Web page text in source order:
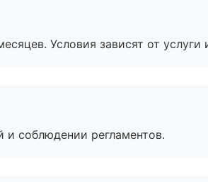
Условия зависят от услуги
и соблюдении регламентов.